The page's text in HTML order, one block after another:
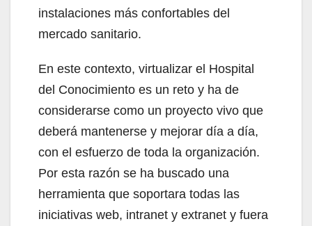
instalaciones más confortables del
mercado sanitario.
En este contexto, virtualizar el Hospital
del Conocimiento es un reto y ha de
considerarse como un proyecto vivo que
deberá mantenerse y mejorar día a día,
con el esfuerzo de toda la organización.
Por esta razón se ha buscado una
herramienta que soportara todas las
iniciativas web, intranet y extranet y fuera